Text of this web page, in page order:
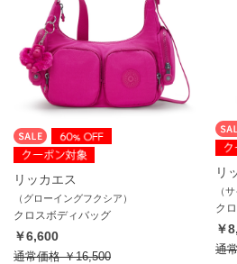
リッカエス
（グローイングフクシア）
クロスボディバッグ
￥6,600
通常価格￥16,500
リ
（
ク
￥
通